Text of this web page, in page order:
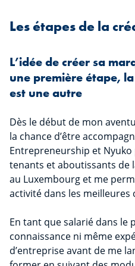
Les étapes de la
L’idée de créer sa
une première étape,
est une autre
Dès le début de mon
la chance d’être
Entrepreneurship et
tenants et aboutissants de
au Luxembourg et me
activité dans les meilleures
En tant que salarié dans le
connaissance ni même
d’entreprise avant de me